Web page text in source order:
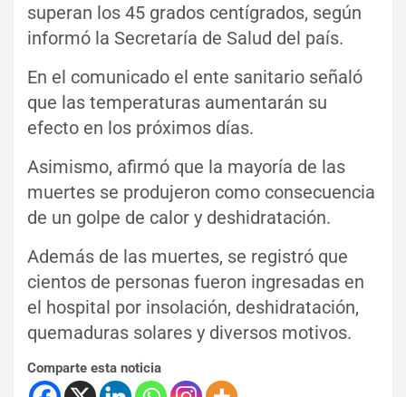
superan los 45 grados centígrados, según
informó la Secretaría de Salud del país.
En el comunicado el ente sanitario señaló
que las temperaturas aumentarán su
efecto en los próximos días.
Asimismo, afirmó que la mayoría de las
muertes se produjeron como consecuencia
de un golpe de calor y deshidratación.
Además de las muertes, se registró que
cientos de personas fueron ingresadas en
el hospital por insolación, deshidratación,
quemaduras solares y diversos motivos.
Comparte esta noticia